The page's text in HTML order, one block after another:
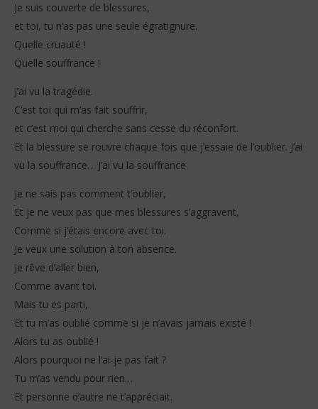
Je suis couverte de blessures,
et toi, tu n’as pas une seule égratignure.
Quelle cruauté !
Quelle souffrance !
J’ai vu la tragédie.
C’est toi qui m’as fait souffrir,
et c’est moi qui cherche sans cesse du réconfort.
Et la blessure se rouvre chaque fois que j’essaie de l’oublier. J’ai
vu la souffrance… J’ai vu la souffrance.
Je ne sais pas comment t’oublier,
Et je ne veux pas que mes blessures s’aggravent,
Comme si j’étais encore avec toi.
Je veux une solution à ton absence.
Je rêve d’aller bien,
Comme avant toi.
Mais tu es parti,
Et tu m’as oublié comme si je n’avais jamais existé !
Alors tu as oublié !
Alors pourquoi ne l’ai-je pas fait ?
Tu m’as vendu pour rien…
Et personne d’autre ne t’appréciait.